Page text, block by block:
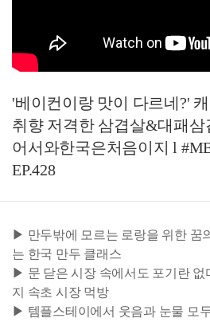
'베이컨이랑 맛이 다르네?'
취향 저격한 삼겹살&대패삼
어서와한국은처음이지 l
EP.428
▶ 만두밖에 모르는 로랑을 위한 꿈
는 한국 만두 클래스
▶ 문 닫은 시장 속에서도 포기란 없
지 속초 시장 먹방
▶ 템플스테이에서 웃음과 눈물 모